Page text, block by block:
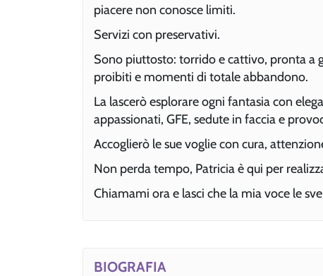
piacere non conosce limiti.
Servizi con preservativi.
Sono piuttosto: torrido e cattivo, pronta a
proibiti e momenti di totale abbandono.
La lascerò esplorare ogni fantasia con
appassionati, GFE, sedute in faccia e
Accoglierò le sue voglie con cura,
Non perda tempo, Patricia è qui per
Chiamami ora e lasci che la mia voce le
BIOGRAFIA